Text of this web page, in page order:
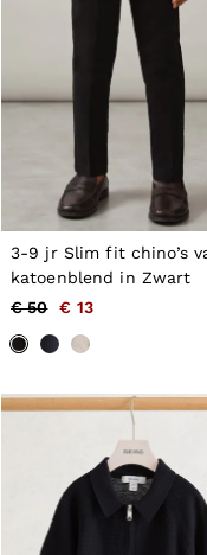
Suits &
Blazers
Shirts
Polo Shirts
Trousers
Jackets &
T-Shirts
Shorts
Swimwear
Jeans
Knitwear
Sweats,
46 / S
48 / M
50 / L
52 / XL
54 / XXL
56 / XXXL
3-9 jr Slim fit chino’s
katoenblend in Zwart
€ 50
€ 13